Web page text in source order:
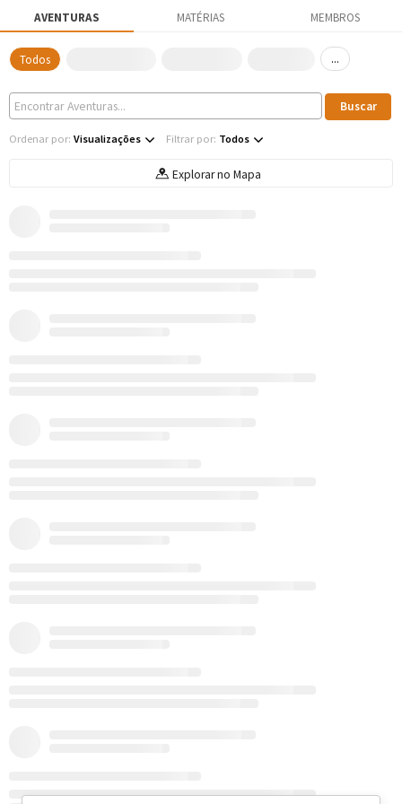
AVENTURAS MATÉRIAS MEMBROS
Todos ...
Ordenar por: Visualizações Filtrar por: Todos
Explorar no Mapa